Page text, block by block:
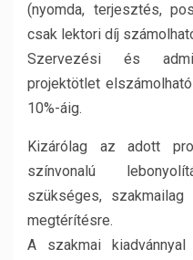
(nyomda, terjesztés,
csak lektori díj
Szervezési és
projektötlet
10%-áig.
Kizárólag az adott
színvonalú
szükséges,
megtérítésre.
A szakmai